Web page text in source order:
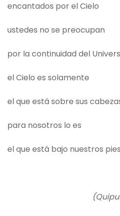
encantados por el Cielo
ustedes no se preocupan
por la continuidad del
el Cielo es solamente
el que está sobre sus
para nosotros lo es
el que está bajo nuestros